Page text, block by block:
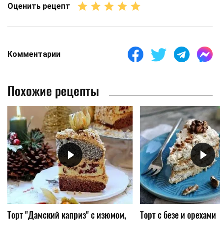
Оценить рецепт
Комментарии
Похожие рецепты
Торт "Дамский каприз" с изюмом,
Торт с безе и орехами